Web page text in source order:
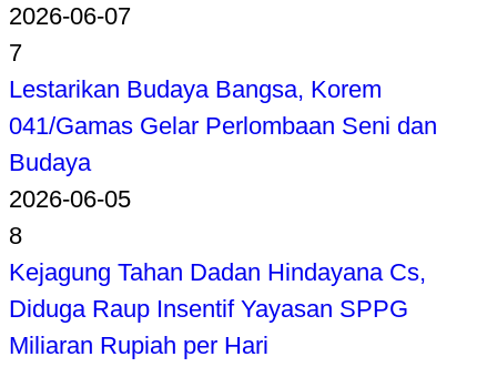
2026-06-07
7
Lestarikan Budaya Bangsa, Korem
041/Gamas Gelar Perlombaan Seni dan
Budaya
2026-06-05
8
Kejagung Tahan Dadan Hindayana Cs,
Diduga Raup Insentif Yayasan SPPG
Miliaran Rupiah per Hari